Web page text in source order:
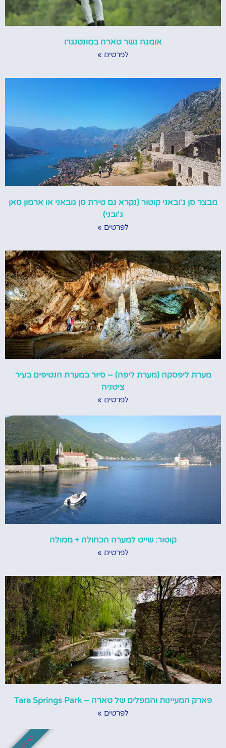
אומגה גשר טארה במונטנגרו
לפרטים »
מבצר סן ג'ובאני קוטור (נקרא גם טירת סן גובאני או ארמון סאן
ג'ובני)
לפרטים »
מערת ליפסקה (מערת ליפה) – סיור במערת הנטיפים בעיר
ציטניה
לפרטים »
קוטור: שייט למערה הכחולה + ממולה
לפרטים »
פארק המעיינות והמפלים של טארה – Tara Springs Park
לפרטים »